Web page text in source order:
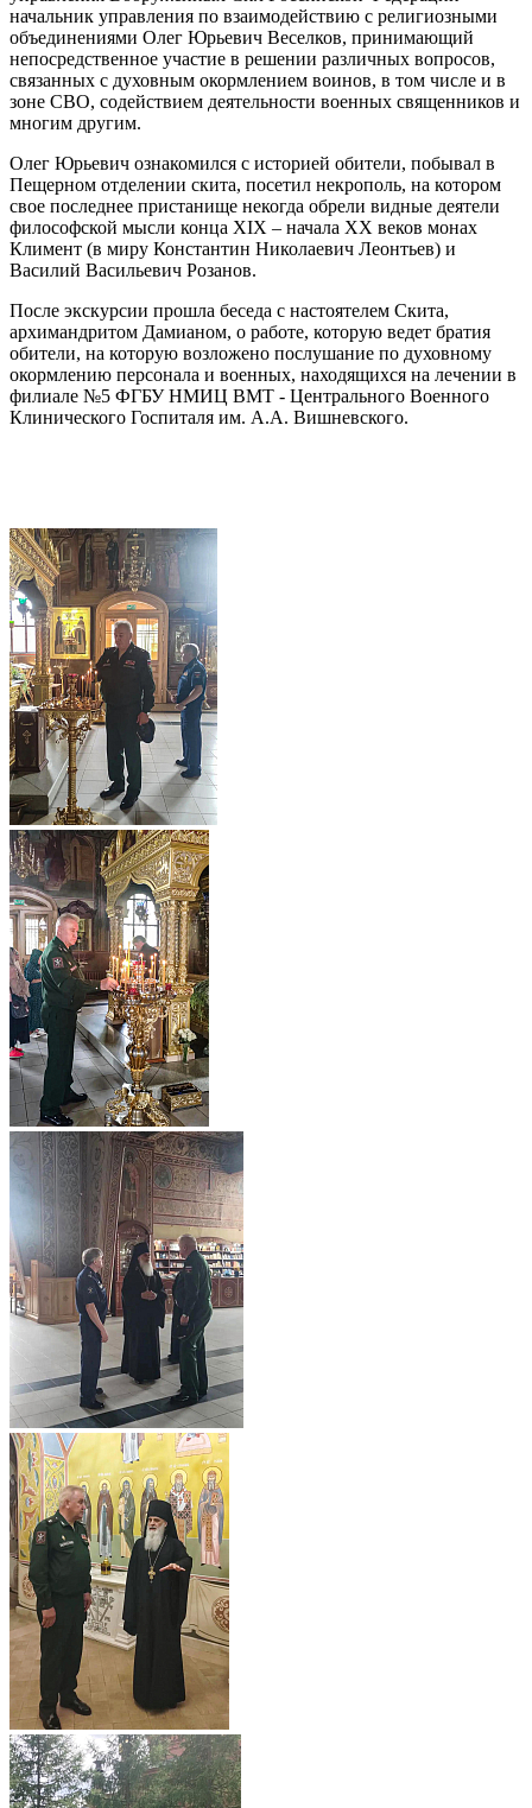
начальник управления по взаимодействию с религиозными
объединениями Олег Юрьевич Веселков, принимающий
непосредственное участие в решении различных вопросов,
связанных с духовным окормлением воинов, в том числе и в
зоне СВО, содействием деятельности военных священников и
многим другим.
Олег Юрьевич ознакомился с историей обители, побывал в
Пещерном отделении скита, посетил некрополь, на котором
свое последнее пристанище некогда обрели видные деятели
философской мысли конца XIX – начала XX веков монах
Климент (в миру Константин Николаевич Леонтьев) и
Василий Васильевич Розанов.
После экскурсии прошла беседа с настоятелем Скита,
архимандритом Дамианом, о работе, которую ведет братия
обители, на которую возложено послушание по духовному
окормлению персонала и военных, находящихся на лечении в
филиале №5 ФГБУ НМИЦ ВМТ - Центрального Военного
Клинического Госпиталя им. А.А. Вишневского.